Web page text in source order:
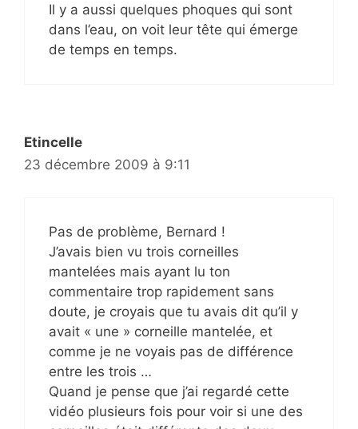
Il y a aussi quelques phoques qui sont
dans l’eau, on voit leur tête qui émerge
de temps en temps.
Etincelle
23 décembre 2009 à 9:11
Pas de problème, Bernard !
J’avais bien vu trois corneilles
mantelées mais ayant lu ton
commentaire trop rapidement sans
doute, je croyais que tu avais dit qu’il y
avait « une » corneille mantelée, et
comme je ne voyais pas de différence
entre les trois …
Quand je pense que j’ai regardé cette
vidéo plusieurs fois pour voir si une des